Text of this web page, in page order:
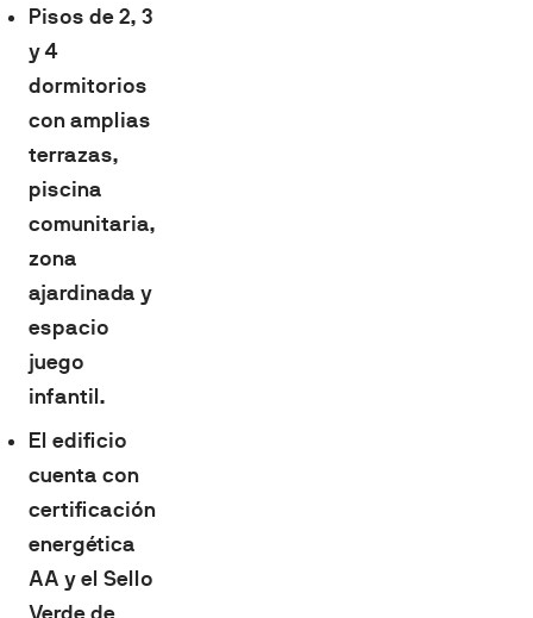
Pisos de 2, 3
y 4
dormitorios
con amplias
terrazas,
piscina
comunitaria,
zona
ajardinada y
espacio
juego
infantil.
El edificio
cuenta con
certificación
energética
AA y el Sello
Verde de